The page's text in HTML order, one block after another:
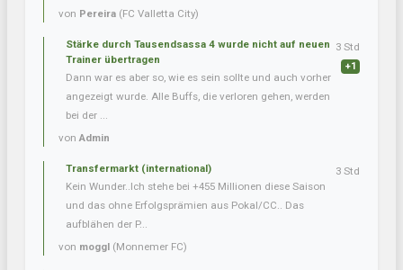
von Pereira (FC Valletta City)
Stärke durch Tausendsassa 4 wurde nicht auf neuen
Trainer übertragen
Dann war es aber so, wie es sein sollte und auch vorher
angezeigt wurde. Alle Buffs, die verloren gehen, werden
bei der ...
vonAdmin
3 Std
+1
Transfermarkt (international)
Kein Wunder..Ich stehe bei +455 Millionen diese Saison
und das ohne Erfolgsprämien aus Pokal/CC.. Das
aufblähen der P...
von moggl (Monnemer FC)
3 Std